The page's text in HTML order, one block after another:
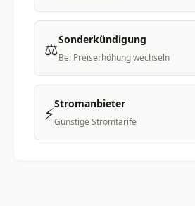
⚖️Sonderkündigung
Bei Preiserhöhung wechseln
⚡Stromanbieter
Günstige Stromtarife